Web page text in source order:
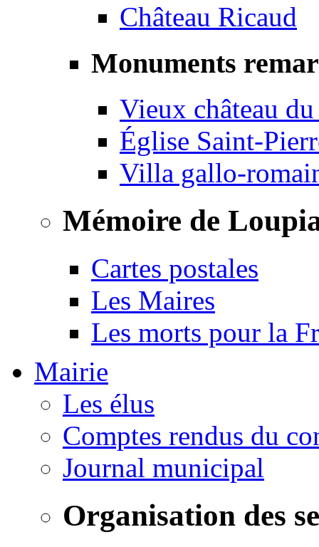
Château Ricaud
Monuments
Vieux château
Église Saint-
Villa gallo-
Mémoire de
Cartes postales
Les Maires
Les morts pour la
Mairie
Les élus
Comptes rendus du
Journal municipal
Organisation des